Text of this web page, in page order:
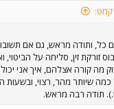
קמט:
כל, ותודה מראש, גם אם
זורקת זין, סליחה על הביטוי,
מה קורה אצלהם, איך אני
שיותר מהר, רצוי, ובשעות
תודה רבה מראש.